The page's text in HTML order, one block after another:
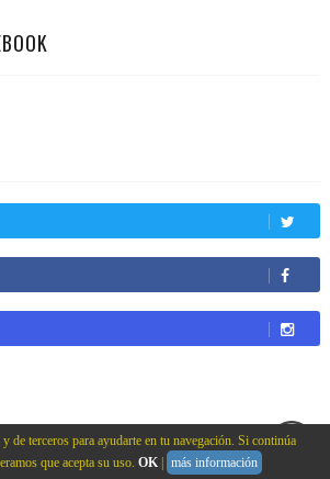
de terceros para ayudarte en tu navegación. Si continúa
que acepta su uso. OK más información